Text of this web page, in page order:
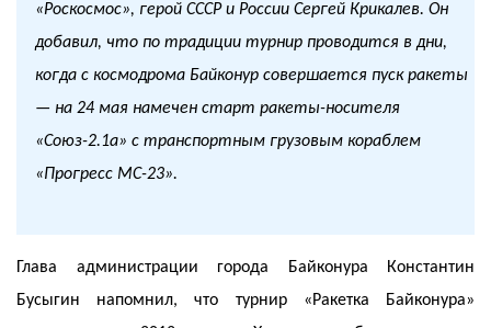
«Роскосмос», герой СССР и России Сергей Крикалев. Он
добавил, что по традиции турнир проводится в дни,
когда с космодрома Байконур совершается пуск ракеты
— на 24 мая намечен старт ракеты-носителя
«Союз-2.1а» с транспортным грузовым кораблем
«Прогресс МС-23».
Глава администрации города Байконура Константин
Бусыгин напомнил, что турнир «Ракетка Байконура»